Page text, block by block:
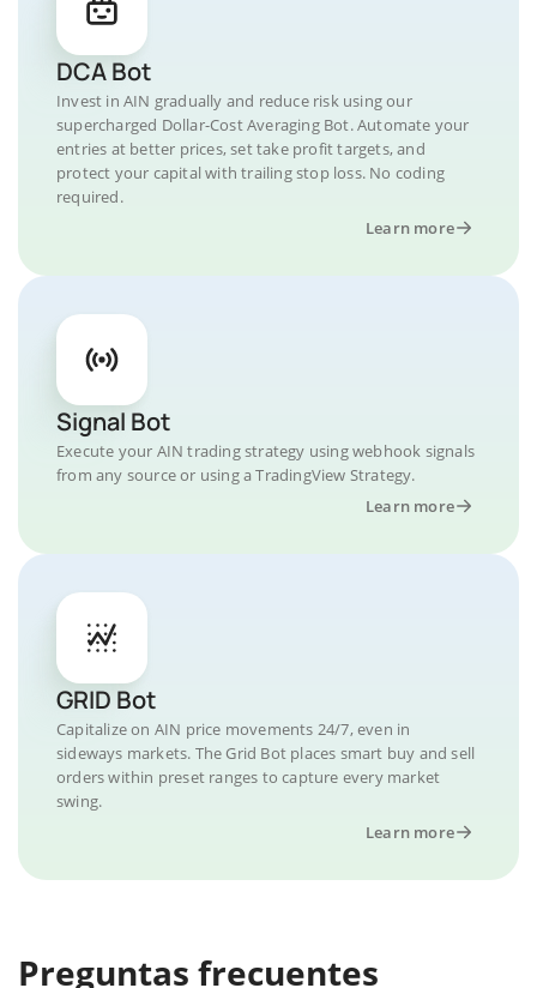
DCA Bot
Invest in AIN gradually and reduce risk using our
supercharged Dollar-Cost Averaging Bot. Automate your
entries at better prices, set take profit targets, and
protect your capital with trailing stop loss. No coding
required.
Learn more
Signal Bot
Execute your AIN trading strategy using webhook signals
from any source or using a TradingView Strategy.
Learn more
GRID Bot
Capitalize on AIN price movements 24/7, even in
sideways markets. The Grid Bot places smart buy and sell
orders within preset ranges to capture every market
swing.
Learn more
Preguntas frecuentes